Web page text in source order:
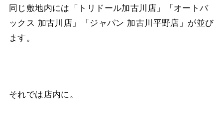
同じ敷地内には「トリドール加古川店」「オートバ
ックス 加古川店」「ジャパン 加古川平野店」が並び
ます。
それでは店内に。